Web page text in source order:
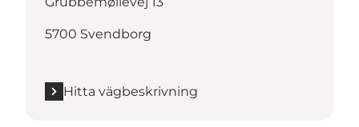
5700 Svendborg
Hitta vägbeskrivning